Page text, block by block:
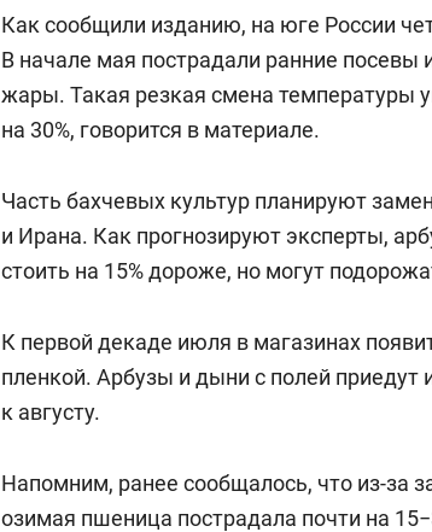
Как сообщили изданию, на юге России
В начале мая пострадали ранние посевы
жары. Такая резкая смена температуры
на 30%, говорится в материале.
Часть бахчевых культур планируют
и Ирана. Как прогнозируют эксперты,
стоить на 15% дороже, но могут
К первой декаде июля в магазинах
пленкой. Арбузы и дыни с полей
к августу.
Напомним, ранее сообщалось, что из-за
озимая пшеница пострадала почти на